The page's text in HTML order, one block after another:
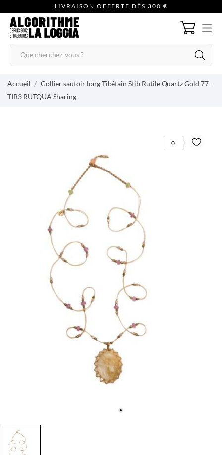
LIVRAISON OFFERTE DÈS 300 €
Accueil
Collier sautoir long Tibétain Stib Rutile Quartz Gold 77-
TIB3 RUTQUA Sharing
0